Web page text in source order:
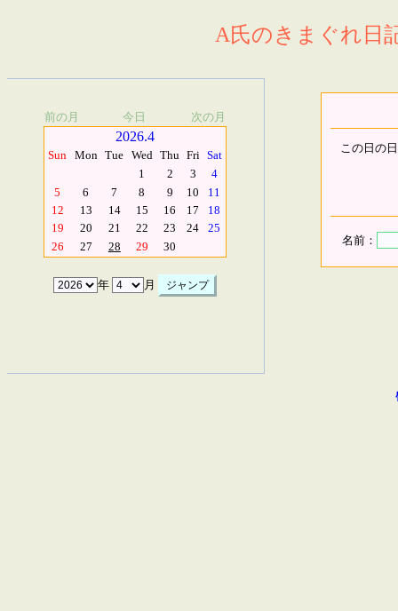
A氏のきまぐれ日
前の月 今日 次の月
2026.4
Sun Mon Tue Wed Thu Fri Sat
1
2 3
4
5
6 7 8 9 10
11
12
13 14 15 16 17
18
19
20 21 22 23 24
25
26
27 28 29 30
年 月
この日の
名前：